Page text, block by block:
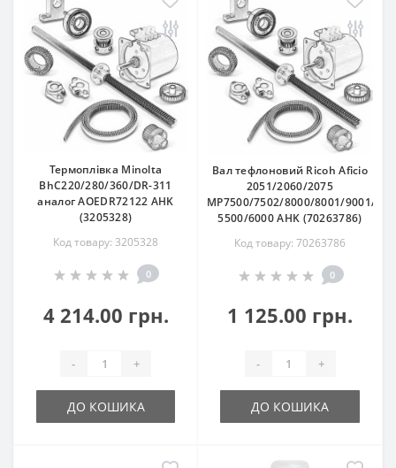
Термоплівка Minolta
BhC220/280/360/DR-311
аналог AOEDR72122 AHK
(3205328)
Код товару: 3205328
0
4 214.00 грн.
- +
ДО КОШИКА
Вал тефлоновий Ricoh Aficio
2051/2060/2075
MP7500/7502/8000/8001/9001/
5500/6000 AHK (70263786)
Код товару: 70263786
0
1 125.00 грн.
- +
ДО КОШИКА